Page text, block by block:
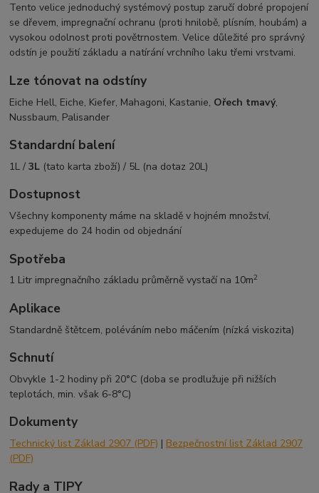
Tento velice jednoduchý systémový postup zaručí dobré propojení
se dřevem, impregnační ochranu (proti hnilobě, plísním, houbám) a
vysokou odolnost proti povětrnostem. Velice důležité pro správný
odstín je použití základu a natírání vrchního laku třemi vrstvami.
Lze tónovat na odstíny
Eiche Hell, Eiche, Kiefer, Mahagoni, Kastanie, Ořech tmavý,
Nussbaum, Palisander
Standardní balení
1L /3L (tato karta zboží) / 5L (na dotaz 20L)
Dostupnost
Všechny komponenty máme na skladě v hojném množství,
expedujeme do 24 hodin od objednání
Spotřeba
1 Litr impregnačního základu průměrně vystačí na 10m2
Aplikace
Standardně štětcem, poléváním nebo máčením (nízká viskozita)
Schnutí
Obvykle 1-2 hodiny při 20°C (doba se prodlužuje při nižších
teplotách, min. však 6-8°C)
Dokumenty
Technický list Základ 2907 (PDF) | Bezpečnostní list Základ 2907
(PDF)
Rady a TIPY